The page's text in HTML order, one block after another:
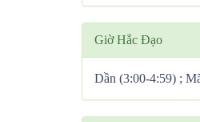
Giờ Hắc Đạo
Dần (3:00-4:59) ;